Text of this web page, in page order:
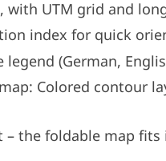
with UTM grid and
index for quick
legend (German,
Colored contour
– the foldable map fits